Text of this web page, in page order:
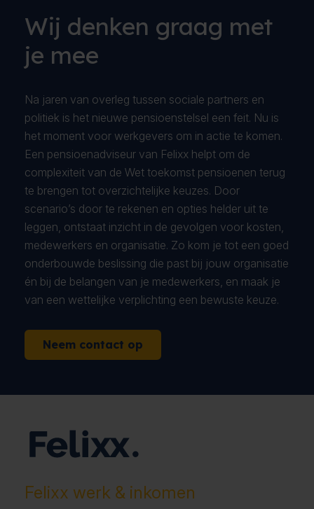
Wij denken graag met
je mee
Na jaren van overleg tussen sociale partners en
politiek is het nieuwe pensioenstelsel een feit. Nu is
het moment voor werkgevers om in actie te komen.
Een pensioenadviseur van Felixx helpt om de
complexiteit van de Wet toekomst pensioenen terug
te brengen tot overzichtelijke keuzes. Door
scenario’s door te rekenen en opties helder uit te
leggen, ontstaat inzicht in de gevolgen voor kosten,
medewerkers en organisatie. Zo kom je tot een goed
onderbouwde beslissing die past bij jouw organisatie
én bij de belangen van je medewerkers, en maak je
van een wettelijke verplichting een bewuste keuze.
Neem contact op
Felixx werk & inkomen